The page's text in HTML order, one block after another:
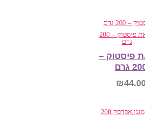
פיסטוק –
גרם
₪